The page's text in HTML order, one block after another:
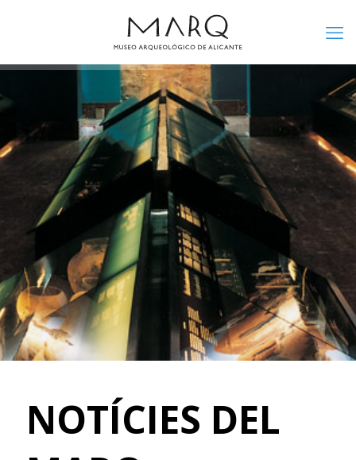
NOTÍCIES DEL